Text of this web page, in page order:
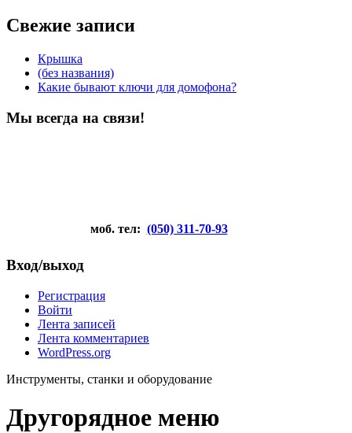
Свежие записи
Крышка
(без названия)
Какие бывают ключи для домофона?
Мы всегда на связи!
моб. тел: (050) 311-70-93
Вход/выход
Регистрация
Войти
Лента записей
Лента комментариев
WordPress.org
Инструменты, станки и оборудование
Другорядное меню